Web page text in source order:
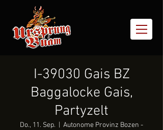
I-39030 Gais BZ
Baggalocke Gais,
Partyzelt
Do., 11. Sep.
Autonome Provinz Bozen -